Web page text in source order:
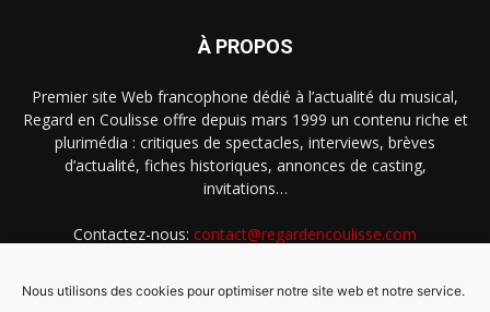
Nous utilisons des cookies pour optimiser notre site web et notre service.
À PROPOS
Premier site Web francophone dédié à l’actualité du musical,
Regard en Coulisse offre depuis mars 1999 un contenu riche et
plurimédia : critiques de spectacles, interviews, brèves
d’actualité, fiches historiques, annonces de casting,
invitations…
Contactez-nous: contact@regardencoulisse.com